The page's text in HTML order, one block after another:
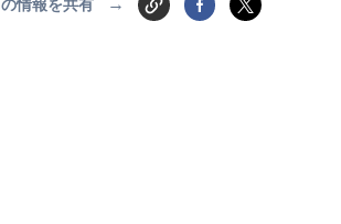
情報を共有 →